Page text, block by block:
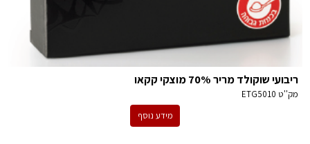
ריבועי שוקולד מריר 70% מוצקי קקאו
מק''ט ETG5010
מידע נוסף